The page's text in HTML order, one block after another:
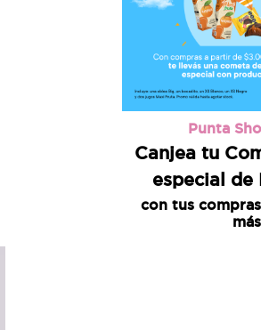
Punta
Canjea tu
especial de
con tus
más